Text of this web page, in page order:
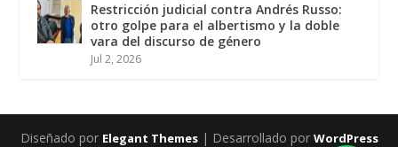
Restricción judicial contra Andrés Russo:
otro golpe para el albertismo y la doble
vara del discurso de género
Jul 2, 2026
Diseñado por Elegant Themes| Desarrollado por WordPress